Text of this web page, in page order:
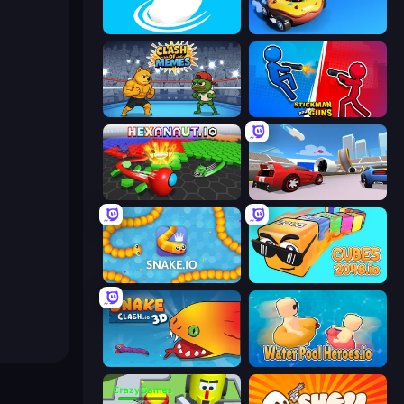
Ducklings Krash Karts
Clash of Memes Stickman and Guns
Hexanaut.io DashCraft.io
Snake.io Cubes 2048.io
Snake Clash.io Water Pool Heroes.io